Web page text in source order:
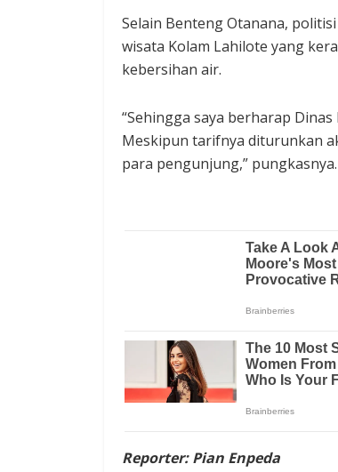
Selain Benteng Otanana,
wisata Kolam Lahilote yang
kebersihan air.
“Sehingga saya berharap
Meskipun tarifnya diturunkan
para pengunjung,” pungkasnya.
Reporter: Pian Enpeda